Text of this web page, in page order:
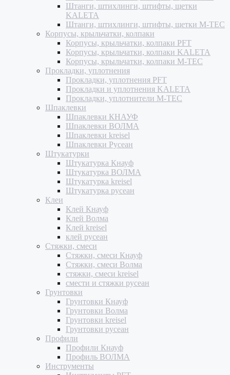
Штанги, штихлинги, штифты, щетки
KALETA
Штанги, штихлинги, штифты, щетки M-TEC
Корпусы, крыльчатки, колпаки
Корпусы, крыльчатки, колпаки PFT
Корпусы, крыльчатки, колпаки KALETA
Корпусы, крыльчатки, колпаки M-TEC
Прокладки, уплотнения
Прокладки, уплотнения PFT
Прокладки и уплотнения KALETA
Прокладки, уплотнители M-TEC
Шпаклевки
Шпаклевки КНАУФ
Шпаклевки ВОЛМА
Шпаклевки kreisel
Шпаклевки Русеан
Штукатурки
Штукатурка Кнауф
Штукатурка ВОЛМА
Штукатурка kreisel
Штукатурка русеан
Клеи
Клей Кнауф
Клей Волма
Клей kreisel
клей русеан
Стяжки, смеси
Стяжки, смеси Кнауф
Стяжки, смеси Волма
стяжки, смеси kreisel
смести и стяжки русеан
Грунтовки
Грунтовки Кнауф
Грунтовки Волма
Грунтовки kreisel
Грунтовки русеан
Профили
Профили Кнауф
Профиль ВОЛМА
Инструменты